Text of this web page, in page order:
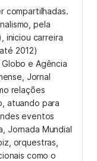
compartilhadas.
pela
iniciou carreira
2012)
e Agência
Jornal
relações
atuando para
eventos
Jornada Mundial
orquestras,
como o